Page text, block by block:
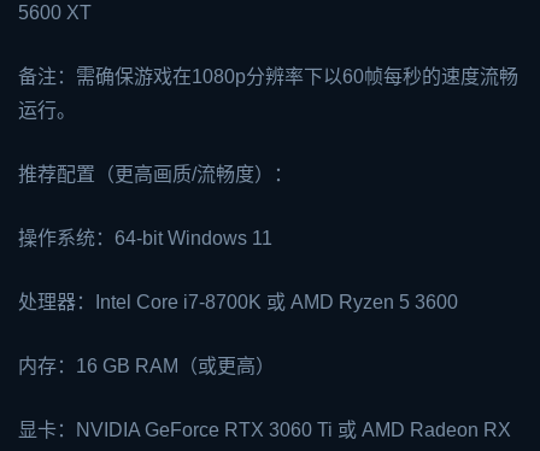
5600 XT
备注：需确保游戏在1080p分辨率下以60帧每秒的速度流畅
运行。
推荐配置（更高画质/流畅度）：
操作系统：64-bit Windows 11
处理器：Intel Core i7-8700K 或 AMD Ryzen 5 3600
内存：16 GB RAM（或更高）
显卡：NVIDIA GeForce RTX 3060 Ti 或 AMD Radeon RX